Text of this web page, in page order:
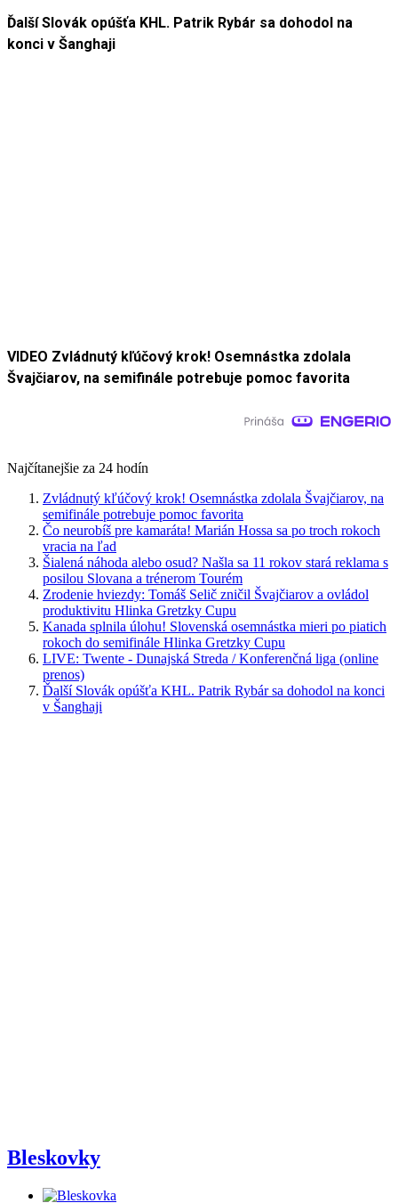
Ďalší Slovák opúšťa KHL. Patrik Rybár sa dohodol na
konci v Šanghaji
VIDEO Zvládnutý kľúčový krok! Osemnástka zdolala
Švajčiarov, na semifinále potrebuje pomoc favorita
Najčítanejšie za 24 hodín
Zvládnutý kľúčový krok! Osemnástka zdolala Švajčiarov, na
semifinále potrebuje pomoc favorita
Čo neurobíš pre kamaráta! Marián Hossa sa po troch rokoch
vracia na ľad
Šialená náhoda alebo osud? Našla sa 11 rokov stará reklama s
posilou Slovana a trénerom Tourém
Zrodenie hviezdy: Tomáš Selič zničil Švajčiarov a ovládol
produktivitu Hlinka Gretzky Cupu
Kanada splnila úlohu! Slovenská osemnástka mieri po piatich
rokoch do semifinále Hlinka Gretzky Cupu
LIVE: Twente - Dunajská Streda / Konferenčná liga (online
prenos)
Ďalší Slovák opúšťa KHL. Patrik Rybár sa dohodol na konci
v Šanghaji
Bleskovky